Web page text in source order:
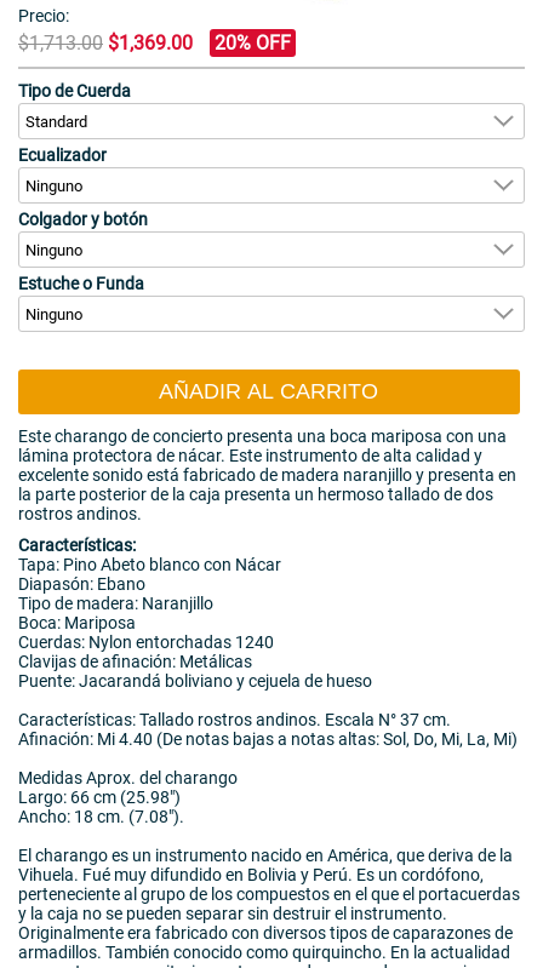
Precio:
$1,713.00 $1,369.00 20% OFF
Tipo de Cuerda
Ecualizador
Colgador y botón
Estuche o Funda
AÑADIR AL CARRITO
Este charango de concierto presenta una boca mariposa con una
lámina protectora de nácar. Este instrumento de alta calidad y
excelente sonido está fabricado de madera naranjillo y presenta en
la parte posterior de la caja presenta un hermoso tallado de dos
rostros andinos.
Características:
Tapa: Pino Abeto blanco con Nácar
Diapasón: Ebano
Tipo de madera: Naranjillo
Boca: Mariposa
Cuerdas: Nylon entorchadas 1240
Clavijas de afinación: Metálicas
Puente: Jacarandá boliviano y cejuela de hueso
Características: Tallado rostros andinos. Escala N° 37 cm.
Afinación: Mi 4.40 (De notas bajas a notas altas: Sol, Do, Mi, La, Mi)
Medidas Aprox. del charango
Largo: 66 cm (25.98")
Ancho: 18 cm. (7.08").
El charango es un instrumento nacido en América, que deriva de la
Vihuela. Fué muy difundido en Bolivia y Perú. Es un cordófono,
perteneciente al grupo de los compuestos en el que el portacuerdas
y la caja no se pueden separar sin destruir el instrumento.
Originalmente era fabricado con diversos tipos de caparazones de
armadillos. También conocido como quirquincho. En la actualidad